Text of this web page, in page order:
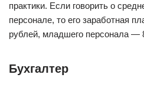
практики. Если говорить о
персонале, то его заработная
рублей, младшего персонала —
Бухгалтер